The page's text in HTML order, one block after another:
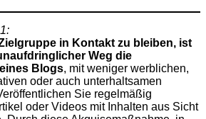
in Kontakt zu bleiben, ist
Weg die
Blogs, mit weniger werblichen,
oder auch unterhaltsamen
Sie regelmäßig
oder Videos mit Inhalten aus Sicht